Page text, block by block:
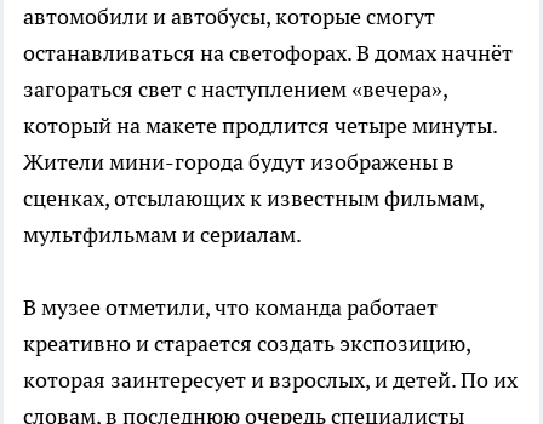
автомобили и автобусы, которые смогут
останавливаться на светофорах. В домах начнёт
загораться свет с наступлением «вечера»,
который на макете продлится четыре минуты.
Жители мини-города будут изображены в
сценках, отсылающих к известным фильмам,
мультфильмам и сериалам.
В музее отметили, что команда работает
креативно и старается создать экспозицию,
которая заинтересует и взрослых, и детей. По их
словам, в последнюю очередь специалисты